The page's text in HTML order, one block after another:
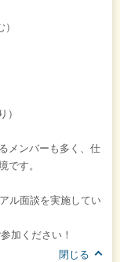
メンバーも多く、仕
です。
ル面談を実施してい
加ください！
閉じる